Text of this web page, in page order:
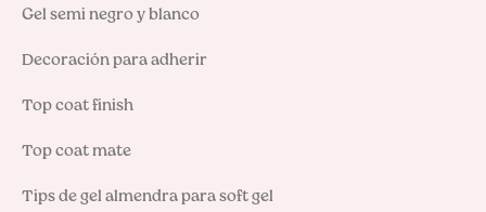
Gel semi negro y blanco
Decoración para adherir
Top coat finish
Top coat mate
Tips de gel almendra para soft gel